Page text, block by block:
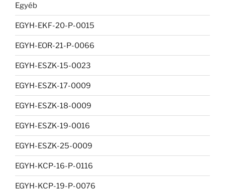
Egyéb
EGYH-EKF-20-P-0015
EGYH-EOR-21-P-0066
EGYH-ESZK-15-0023
EGYH-ESZK-17-0009
EGYH-ESZK-18-0009
EGYH-ESZK-19-0016
EGYH-ESZK-25-0009
EGYH-KCP-16-P-0116
EGYH-KCP-19-P-0076